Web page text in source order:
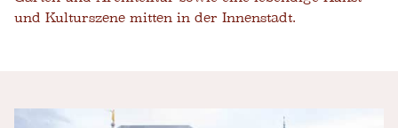
und Kulturszene mitten in der Innenstadt.